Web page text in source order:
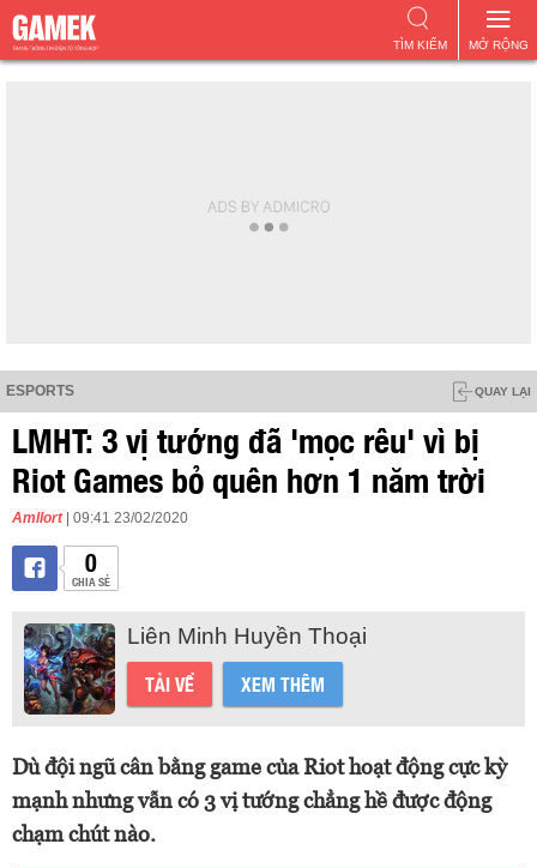
MỞ RỘNG
TÌM KIẾM
ESPORTS QUAY LẠI
LMHT: 3 vị tướng đã 'mọc rêu' vì bị
Riot Games bỏ quên hơn 1 năm trời
Amllort | 09:41 23/02/2020
0
CHIA SẺ
Liên Minh Huyền Thoại
TẢI VỀ XEM THÊM
Dù đội ngũ cân bằng game của Riot hoạt động cực kỳ
mạnh nhưng vẫn có 3 vị tướng chẳng hề được động
chạm chút nào.